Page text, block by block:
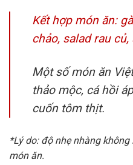
Kết hợp món ăn:
chảo, salad rau củ,
Một số món ăn
thảo mộc, cá hồi
cuốn tôm thịt.
*Lý do: độ nhẹ nhàng
món ăn.